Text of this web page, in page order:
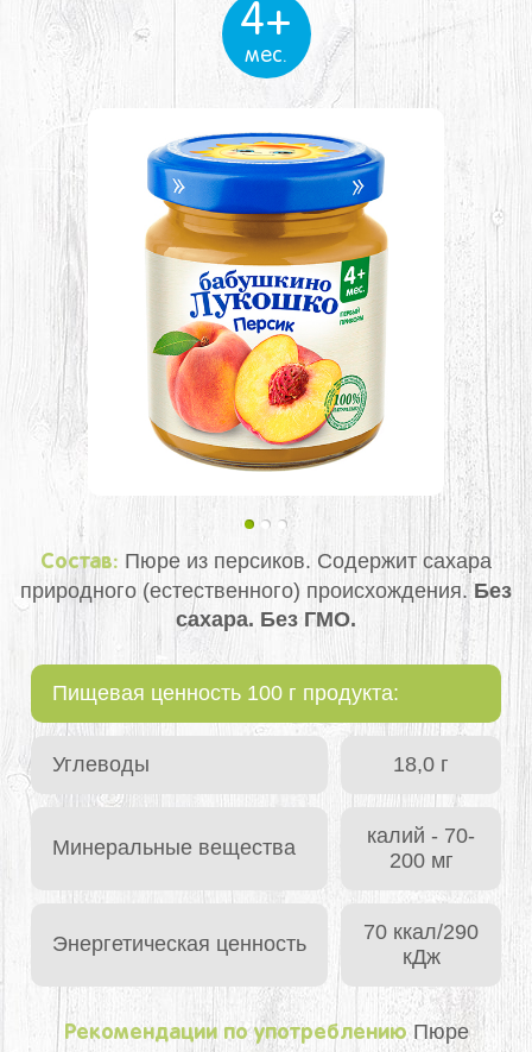
4+
мес.
Состав: Пюре из персиков. Содержит сахара
природного (естественного) происхождения. Без
сахара. Без ГМО.
Пищевая ценность 100 г продукта:
Углеводы 18,0 г
Минеральные вещества
калий - 70-
200 мг
Энергетическая ценность
70 ккал/290
кДж
Рекомендации по употреблению Пюре